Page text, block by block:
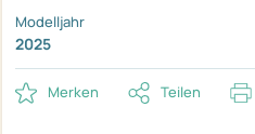
Modelljahr
2025
Merken Teilen